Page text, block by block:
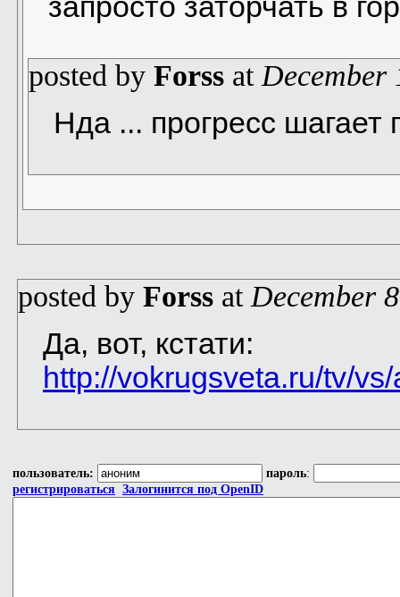
запросто заторчать в
posted by Forss at December
Нда ... прогресс шагает
posted by Forss at December
Да, вот, кстати:
http://vokrugsveta.ru/tv/
пользователь: пароль:
регистрироваться Залогинится под OpenID